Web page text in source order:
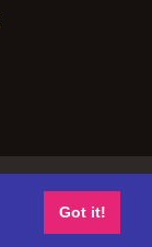
Got it!